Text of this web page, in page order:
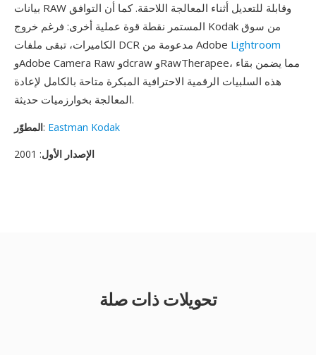
بيانات RAW وقابلة للتعديل أثناء المعالجة اللاحقة. كما أن التوافق
المستمر نقطة قوة عملية أخرى: فرغم خروج Kodak من سوق
الكاميرات، تبقى ملفات DCR مدعومة من Adobe Lightroom
وAdobe Camera Raw وdcraw وRawTherapee، مما يضمن بقاء
هذه السلبيات الرقمية الاحترافية المبكرة متاحة بالكامل لإعادة
المعالجة بخوارزميات حديثة.
المطوّر: Eastman Kodak
الإصدار الأول: 2001
تحويلات ذات صلة